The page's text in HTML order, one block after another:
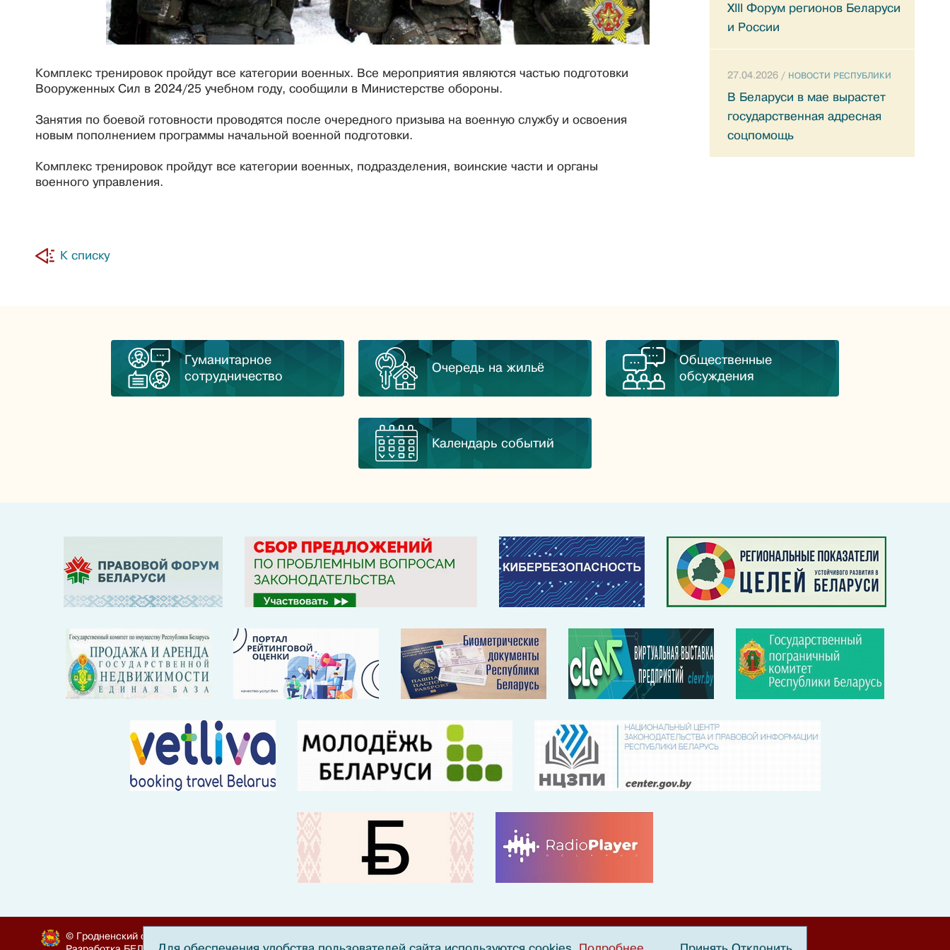
Комплекс тренировок пройдут все категории военных. Все мероприятия являются частью подготовки
Вооруженных Сил в 2024/25 учебном году, сообщили в Министерстве обороны.
Занятия по боевой готовности проводятся после очередного призыва на военную службу и освоения
новым пополнением программы начальной военной подготовки.
Комплекс тренировок пройдут все категории военных, подразделения, воинские части и органы
военного управления.
К списку
XIII Форум регионов Беларуси
и России
27.04.2026 / НОВОСТИ РЕСПУБЛИКИ
В Беларуси в мае вырастет
государственная адресная
соцпомощь
Гуманитарное
сотрудничество
Очередь на жильё
Общественные
обсуждения
Календарь событий
© Гродненский облисполком, 2010-2024